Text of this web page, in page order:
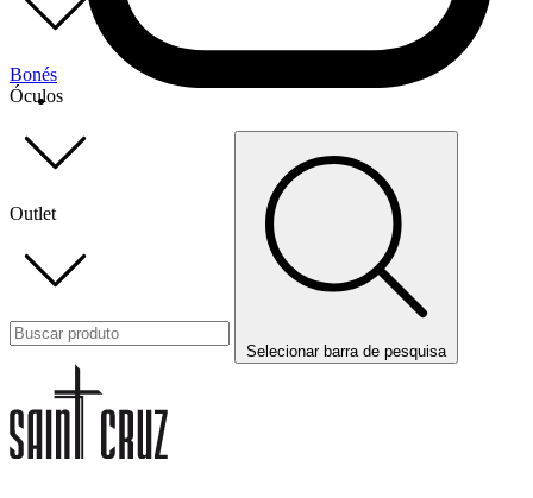
Bonés
Óculos
Outlet
Selecionar barra de pesquisa